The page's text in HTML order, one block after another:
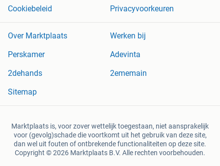
Cookiebeleid
Privacyvoorkeuren
Over Marktplaats
Werken bij
Perskamer
Adevinta
2dehands
2ememain
Sitemap
Marktplaats is, voor zover wettelijk toegestaan, niet aansprakelijk
voor (gevolg)schade die voortkomt uit het gebruik van deze site,
dan wel uit fouten of ontbrekende functionaliteiten op deze site.
Copyright © 2026 Marktplaats B.V. Alle rechten voorbehouden.